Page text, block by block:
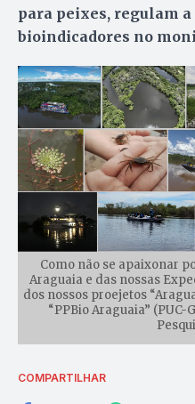
para peixes, regulam a
bioindicadores no
Como não se apaixonar
Araguaia e das nossas
dos nossos proejetos
“PPBio Araguaia” (PUC-
COMPARTILHAR